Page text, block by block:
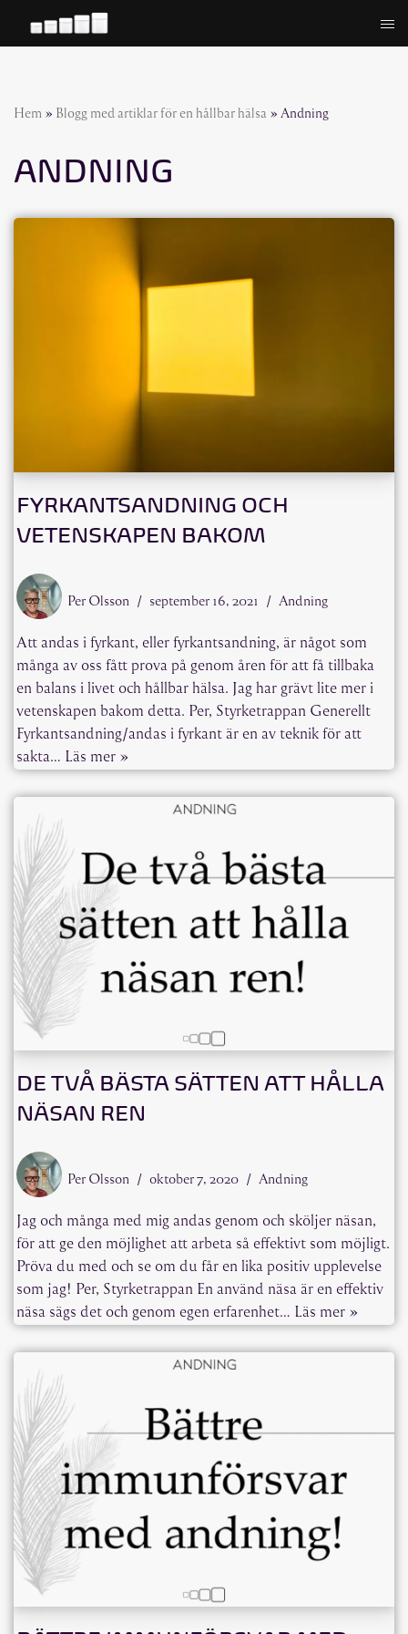
Hoppa
Hem » Blogg med artiklar för en hållbar hälsa » Andning
ANDNING
FYRKANTSANDNING OCH
VETENSKAPEN BAKOM
Per Olsson september 16, 2021 Andning
Att andas i fyrkant, eller fyrkantsandning, är något som
många av oss fått prova på genom åren för att få tillbaka
en balans i livet och hållbar hälsa. Jag har grävt lite mer i
vetenskapen bakom detta. Per, Styrketrappan Generellt
Fyrkantsandning/andas i fyrkant är en av teknik för att
sakta… Läs mer »
DE TVÅ BÄSTA SÄTTEN ATT HÅLLA
NÄSAN REN
Per Olsson oktober 7, 2020 Andning
Jag och många med mig andas genom och sköljer näsan,
för att ge den möjlighet att arbeta så effektivt som möjligt.
Pröva du med och se om du får en lika positiv upplevelse
som jag! Per, Styrketrappan En använd näsa är en effektiv
näsa sägs det och genom egen erfarenhet… Läs mer »